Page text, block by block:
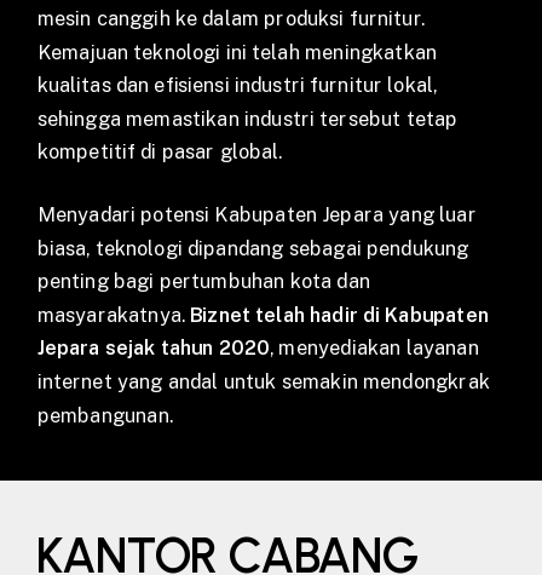
mesin canggih ke dalam produksi furnitur.
Kemajuan teknologi ini telah meningkatkan
kualitas dan efisiensi industri furnitur lokal,
sehingga memastikan industri tersebut tetap
kompetitif di pasar global.
Menyadari potensi Kabupaten Jepara yang luar
biasa, teknologi dipandang sebagai pendukung
penting bagi pertumbuhan kota dan
masyarakatnya. Biznet telah hadir di Kabupaten
Jepara sejak tahun 2020, menyediakan layanan
internet yang andal untuk semakin mendongkrak
pembangunan.
KANTOR CABANG